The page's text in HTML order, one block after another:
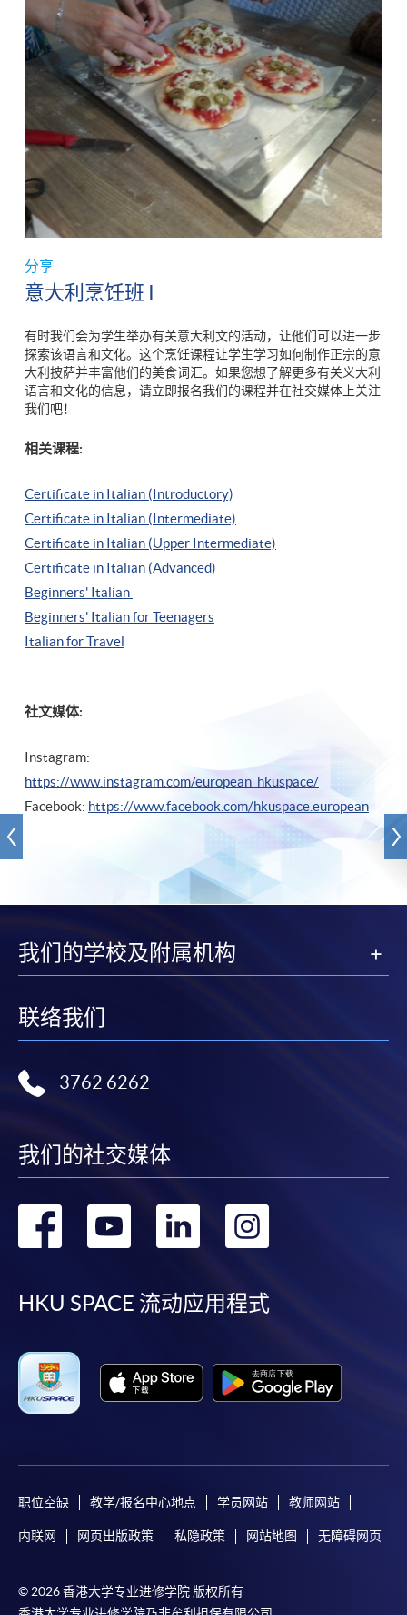
分享
意大利烹饪班 I
有时我们会为学生举办有关意大利文的活动，让他们可以进一步
探索该语言和文化。这个烹饪课程让学生学习如何制作正宗的意
大利披萨并丰富他们的美食词汇。如果您想了解更多有关义大利
语言和文化的信息，请立即报名我们的课程并在社交媒体上关注
我们吧！
相关课程:
Certificate in Italian (Introductory)
Certificate in Italian (Intermediate)
Certificate in Italian (Upper Intermediate)
Certificate in Italian (Advanced)
Beginners' Italian
Beginners' Italianfor Teenagers
Italian for Travel
社文媒体:
Instagram:
https://www.instagram.com/european_hkuspace/
Facebook: https://www.facebook.com/hkuspace.european
我们的学校及附属机构
联络我们
3762 6262
我们的社交媒体
转
facebook
转
youtube
转
linkedin
HKU SPACE 流动应用程式
职位空缺 教学/报名中心地点 学员网站 教师网站
内联网 网页出版政策 私隐政策 网站地图 无障碍网页
© 2026 香港大学专业进修学院 版权所有